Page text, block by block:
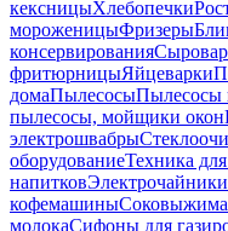
кексницыХлебопечки
мороженицыФризеры
консервирования
фритюрницыЯйцеварки
домаПылесосыПылесосы
пылесосы, мойщики окон
электрошвабры
оборудованиеТехника
напитковЭлектрочайники
кофемашины
молокаСифоны для